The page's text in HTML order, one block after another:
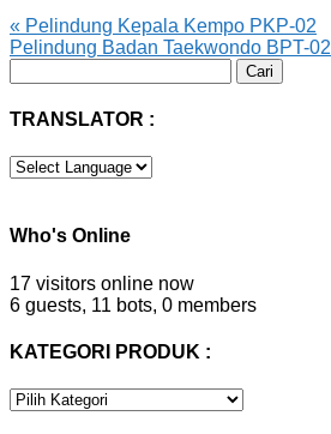
« Pelindung Kepala Kempo PKP-02
Pelindung Badan Taekwondo BPT-02
untuk:
TRANSLATOR :
Who's Online
17 visitors online now
6 guests, 11 bots, 0 members
KATEGORI PRODUK :
KATEGORI